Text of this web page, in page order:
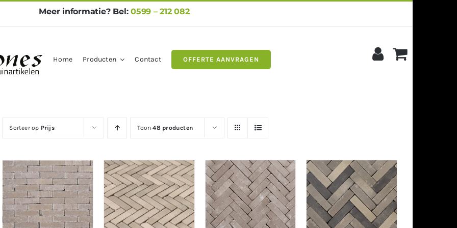
Meer informatie? Bel:0599 – 212 082
Home Producten Contact OFFERTE AANVRAGEN
Sorteer op Prijs Toon48 producten